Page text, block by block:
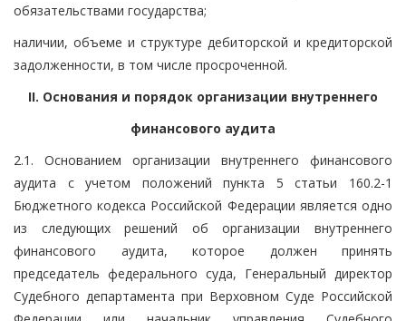
обязательствами государства;
наличии, объеме и структуре дебиторской и кредиторской
задолженности, в том числе просроченной.
II. Основания и порядок организации внутреннего
финансового аудита
2.1. Основанием организации внутреннего финансового
аудита с учетом положений пункта 5 статьи 160.2-1
Бюджетного кодекса Российской Федерации является одно
из следующих решений об организации внутреннего
финансового аудита, которое должен принять
председатель федерального суда, Генеральный директор
Судебного департамента при Верховном Суде Российской